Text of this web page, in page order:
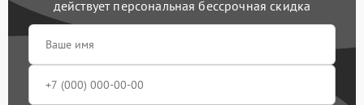
действует персональная бессрочная скидка